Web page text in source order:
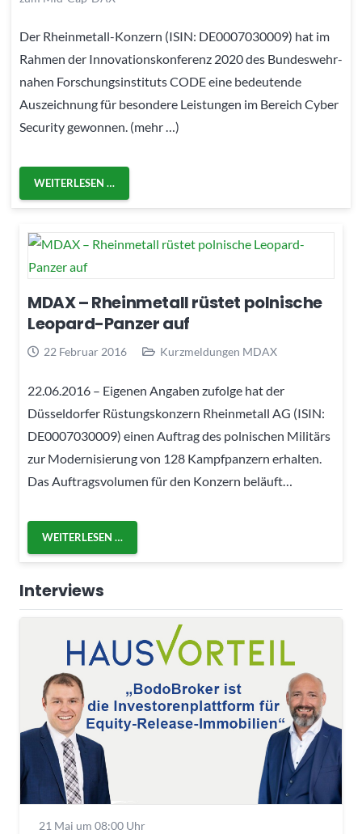
Der Rheinmetall-Konzern (ISIN: DE0007030009) hat im
Rahmen der Innovationskonferenz 2020 des Bundeswehr-
nahen Forschungsinstituts CODE eine bedeutende
Auszeichnung für besondere Leistungen im Bereich Cyber
Security gewonnen. (mehr …)
WEITERLESEN …
MDAX – Rheinmetall rüstet polnische
Leopard-Panzer auf
22 Februar 2016 Kurzmeldungen MDAX
22.06.2016 – Eigenen Angaben zufolge hat der
Düsseldorfer Rüstungskonzern Rheinmetall AG (ISIN:
DE0007030009) einen Auftrag des polnischen Militärs
zur Modernisierung von 128 Kampfpanzern erhalten.
Das Auftragsvolumen für den Konzern beläuft…
WEITERLESEN …
Interviews
21 Mai um 08:00 Uhr